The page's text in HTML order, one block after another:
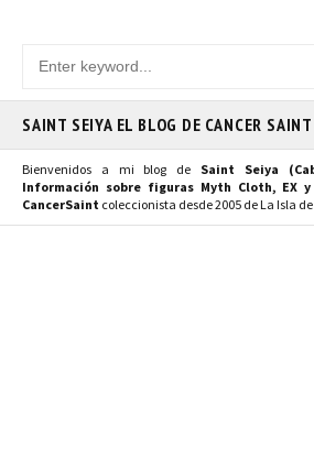
SAINT SEIYA EL BLOG DE CANCER SAINT
Bienvenidos a mi blog de Saint Seiya
Información sobre figuras Myth Cloth, EX
CancerSaint coleccionista desde 2005 de La Isla